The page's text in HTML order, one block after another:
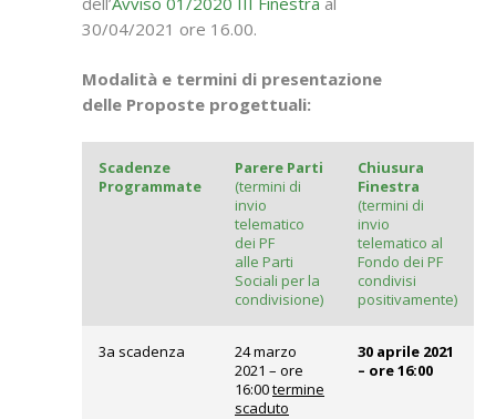
30/04/2021 ore 16.00.
Modalità e termini di presentazione
delle Proposte progettuali:
Scadenze
Programmate
Parere Parti
(termini di
invio
telematico
dei PF
alle Parti
Sociali per la
condivisione)
Chiusura
Finestra
(termini di
invio
telematico al
Fondo dei PF
condivisi
positivamente)
3a scadenza
24 marzo
2021 – ore
16:00termine
scaduto
30 aprile 2021
– ore 16:00